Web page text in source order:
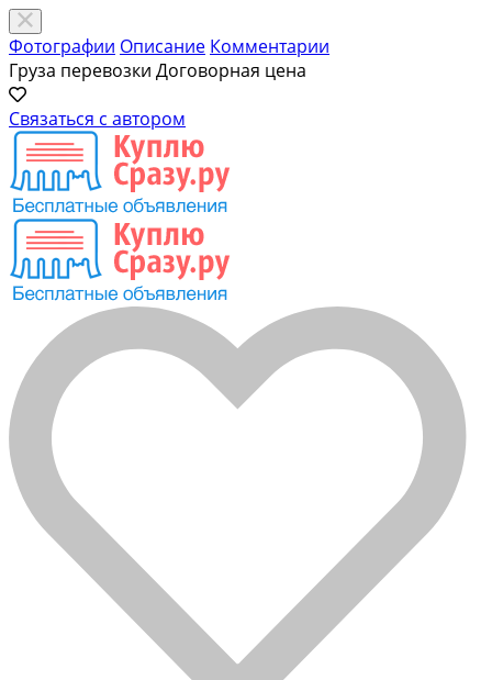
Фотографии Описание Комментарии
Груза перевозки Договорная цена
Связаться с автором